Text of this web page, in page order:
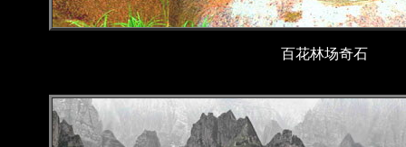
百花林场奇石